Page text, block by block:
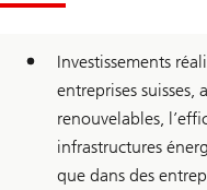
Investissements
entreprises suisses,
renouvelables,
infrastructures
que dans des